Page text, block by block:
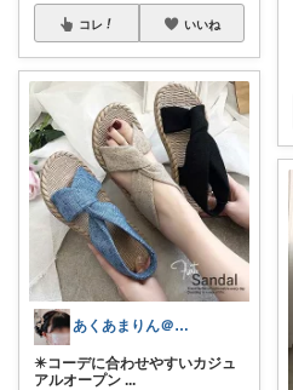
コレ いいね
あくあまりん＠アメブロもよろしく💕
✴️コーデに合わせやすいカジュ
アルオープン ...